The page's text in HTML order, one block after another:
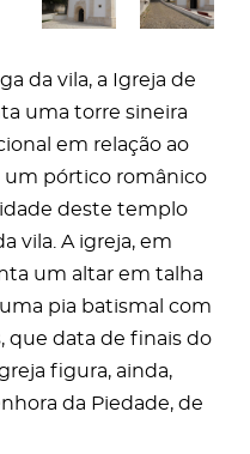
da vila, a Igreja de
uma torre sineira
em relação ao
um pórtico românico
deste templo
vila. A igreja, em
um altar em talha
pia batismal com
que data de finais do
figura, ainda,
da Piedade, de